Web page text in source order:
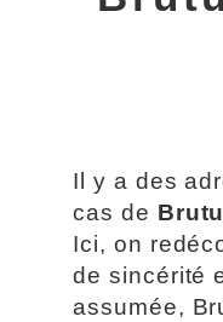
Il y a des
cas de
Ici, on
de sincérité
assumée,